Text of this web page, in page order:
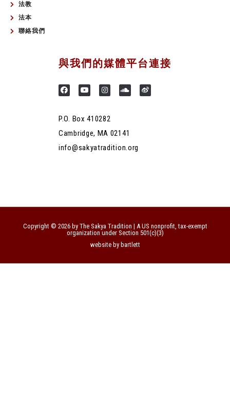
法教
法本
聯絡我們
與我們的媒體平台連接
P.O. Box 410282
Cambridge, MA 02141
info@sakyatradition.org
Copyright © 2026 by The Sakya Tradition | A US nonprofit, tax-exempt
organization under Section 501(c)(3)
website by bartlett